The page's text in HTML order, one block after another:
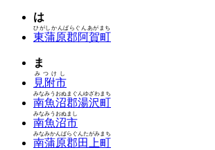
は
東蒲原郡阿賀町
ひがしかんばらぐんあがまち
ま
見附市
みつけし
南魚沼郡湯沢町
みなみうおぬまぐんゆざわまち
南魚沼市
みなみうおぬまし
南蒲原郡田上町
みなみかんばらぐんたがみまち